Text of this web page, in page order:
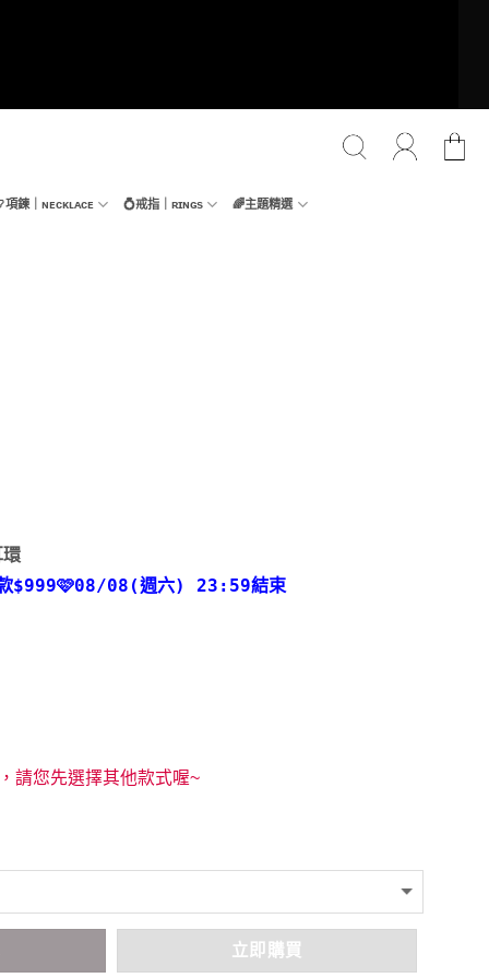
項鍊｜ɴᴇᴄᴋʟᴀᴄᴇ 💍戒指｜ʀɪɴɢs 🌈主題精選
$999🩷08/08(週六) 23:59結束
請您先選擇其他款式喔~
立即購買